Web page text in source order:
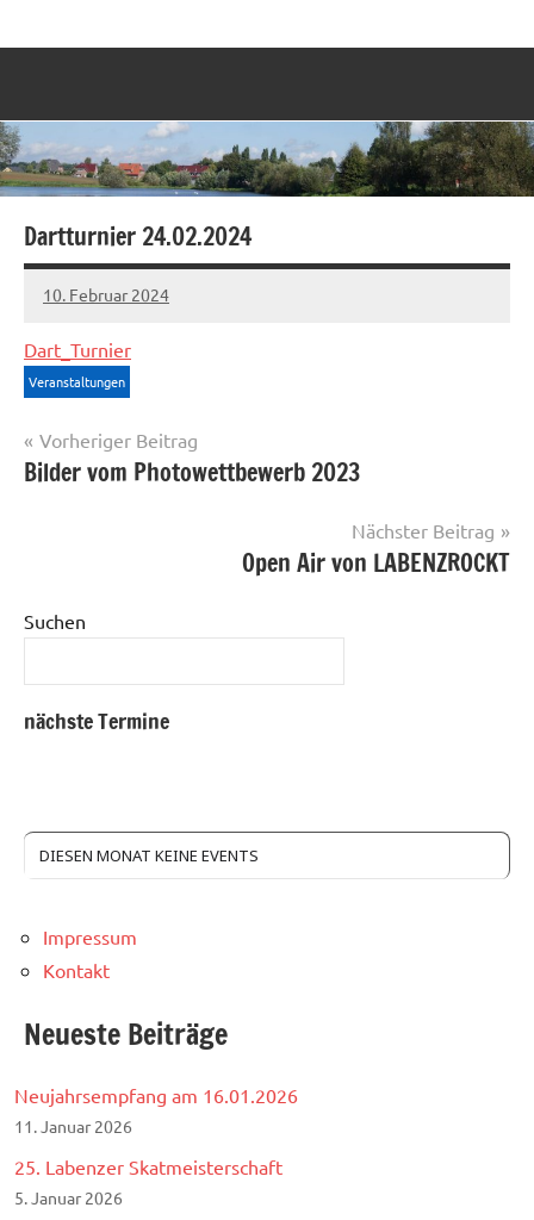
InhaltLabenz
sich
vor
Dartturnier 24.02.2024
10. Februar 2024
Sven
Dart_Turnier
Veranstaltungen
Beitragsnavigation
Vorheriger Beitrag
Bilder vom Photowettbewerb 2023
Nächster Beitrag
Open Air von LABENZROCKT
Suchen
nächste Termine
DIESEN MONAT KEINE EVENTS
Impressum
Kontakt
Neueste Beiträge
Neujahrsempfang am 16.01.2026
11. Januar 2026
25. Labenzer Skatmeisterschaft
5. Januar 2026